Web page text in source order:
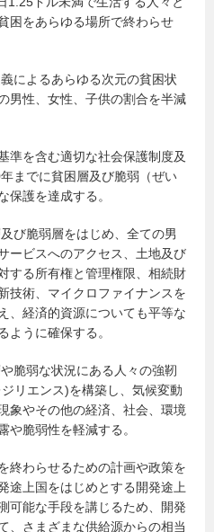
困をあらゆる場所で終わらせ
によるあらゆる次元の貧困状
男性、女性、子供の割合を半減
準を含む適切な社会保護制度及
までに貧困層及び脆弱（ぜい
保護を達成する。
び脆弱層をはじめ、全ての男
ービスへのアクセス、土地及び
する所有権と管理権限、相続財
技術、マイクロファイナンスを
、経済的資源についても平等な
ように確保する。
脆弱な状況にある人々の強靭
リエンス)を構築し、気候変動
象やその他の経済、社会、環境
や脆弱性を軽減する。
終わらせるための計画や政策を
途上国をはじめとする開発途上
可能な手段を講じるため、開発
、さまざまな供給源からの相当